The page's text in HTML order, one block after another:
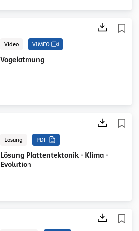
Video VIMEO
Vogelatmung
Lösung PDF
Lösung Plattentektonik - Klima -
Evolution